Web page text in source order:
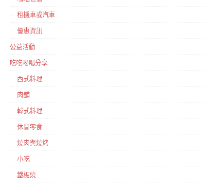
租機車或汽車
優惠資訊
公益活動
吃吃喝喝分享
西式料理
肉舖
韓式料理
休閒零食
燒肉與燒烤
小吃
鐵板燒